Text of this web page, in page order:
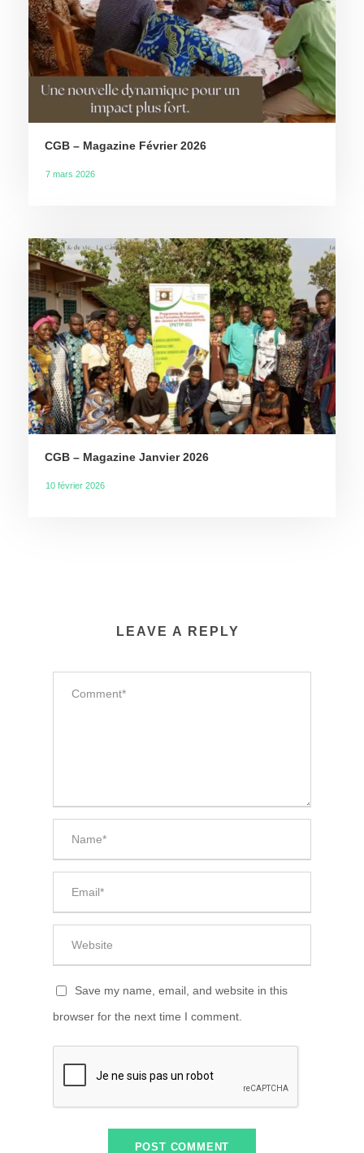
CGB – Magazine Février 2026
7 mars 2026
CGB – Magazine Janvier 2026
10 février 2026
LEAVE A REPLY
Save my name, email, and website in this
browser for the next time I comment.